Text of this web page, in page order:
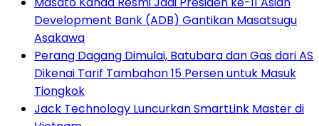
Development Bank (ADB) Gantikan Masatsugu
Asakawa
Perang Dagang Dimulai, Batubara dan Gas dari AS
Dikenai Tarif Tambahan 15 Persen untuk Masuk
Tiongkok
Jack Technology Luncurkan SmartLink Master di